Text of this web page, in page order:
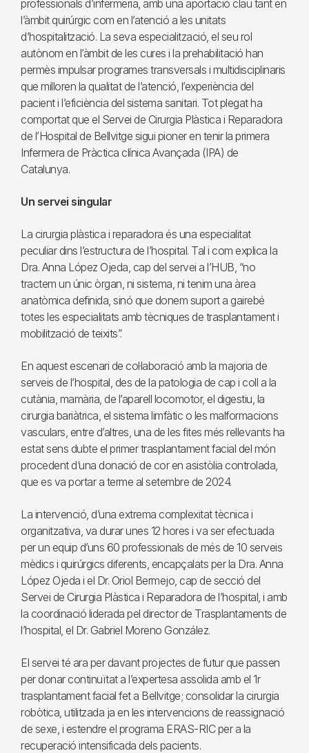
professionals d’infermeria, amb una aportació clau tant en
l’àmbit quirúrgic com en l’atenció a les unitats
d’hospitalització. La seva especialització, el seu rol
autònom en l’àmbit de les cures i la prehabilitació han
permès impulsar programes transversals i multidisciplinaris
que milloren la qualitat de l’atenció, l’experiència del
pacient i l’eficiència del sistema sanitari. Tot plegat ha
comportat que el Servei de Cirurgia Plàstica i Reparadora
de l’Hospital de Bellvitge sigui pioner en tenir la primera
Infermera de Pràctica clínica Avançada (IPA) de
Catalunya.
Un servei singular
La cirurgia plàstica i reparadora és una especialitat
peculiar dins l’estructura de l’hospital. Tal i com explica la
Dra. Anna López Ojeda, cap del servei a l’HUB, “no
tractem un únic òrgan, ni sistema, ni tenim una àrea
anatòmica definida, sinó que donem suport a gairebé
totes les especialitats amb tècniques de trasplantament i
mobilització de teixits”.
En aquest escenari de col·laboració amb la majoria de
serveis de l’hospital, des de la patologia de cap i coll a la
cutània, mamària, de l’aparell locomotor, el digestiu, la
cirurgia bariàtrica, el sistema limfàtic o les malformacions
vasculars, entre d’altres, una de les fites més rellevants ha
estat sens dubte el primer trasplantament facial del món
procedent d’una donació de cor en asistòlia controlada,
que es va portar a terme al setembre de 2024.
La intervenció, d’una extrema complexitat tècnica i
organitzativa, va durar unes 12 hores i va ser efectuada
per un equip d’uns 60 professionals de més de 10 serveis
mèdics i quirúrgics diferents, encapçalats per la Dra. Anna
López Ojeda i el Dr. Oriol Bermejo, cap de secció del
Servei de Cirurgia Plàstica i Reparadora de l’hospital, i amb
la coordinació liderada pel director de Trasplantaments de
l’hospital, el Dr. Gabriel Moreno González.
El servei té ara per davant projectes de futur que passen
per donar continuïtat a l’expertesa assolida amb el 1r
trasplantament facial fet a Bellvitge; consolidar la cirurgia
robòtica, utilitzada ja en les intervencions de reassignació
de sexe, i estendre el programa ERAS-RIC per a la
recuperació intensificada dels pacients.